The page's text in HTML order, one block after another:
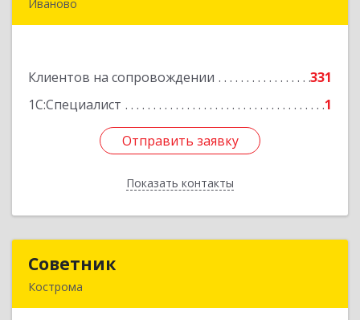
Иваново
Клиентов на сопровождении
331
1С:Специалист
1
Отправить заявку
Показать контакты
Подробнее
Отправить заявку
Назад
Советник
Кострома